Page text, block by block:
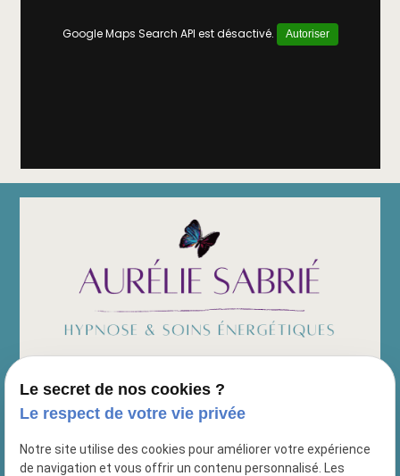
Google Maps Search API est désactivé. Autoriser
Siret :89478159000019
69 Chemin des prud'hommes
Le secret de nos cookies ?
Le respect de votre vie privée
Notre site utilise des cookies pour améliorer votre expérience
de navigation et vous offrir un contenu personnalisé. Les